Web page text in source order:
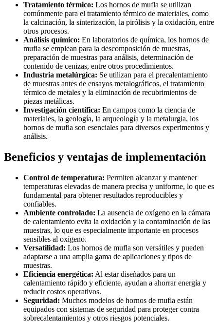
Tratamiento térmico: Los hornos de mufla se utilizan
comúnmente para el tratamiento térmico de materiales, como
la calcinación, la sinterización, la pirólisis y la oxidación, entre
otros procesos.
Análisis químico: En laboratorios de química, los hornos de
mufla se emplean para la descomposición de muestras,
preparación de muestras para análisis, determinación de
contenido de cenizas, entre otros procedimientos.
Industria metalúrgica: Se utilizan para el precalentamiento
de muestras antes de ensayos metalográficos, el tratamiento
térmico de metales y la eliminación de recubrimientos de
piezas metálicas.
Investigación científica: En campos como la ciencia de
materiales, la geología, la arqueología y la metalurgia, los
hornos de mufla son esenciales para diversos experimentos y
análisis.
Beneficios y ventajas de implementación
Control de temperatura: Permiten alcanzar y mantener
temperaturas elevadas de manera precisa y uniforme, lo que es
fundamental para obtener resultados reproducibles y
confiables.
Ambiente controlado: La ausencia de oxígeno en la cámara
de calentamiento evita la oxidación y la contaminación de las
muestras, lo que es especialmente importante en procesos
sensibles al oxígeno.
Versatilidad: Los hornos de mufla son versátiles y pueden
adaptarse a una amplia gama de aplicaciones y tipos de
muestras.
Eficiencia energética: Al estar diseñados para un
calentamiento rápido y eficiente, ayudan a ahorrar energía y
reducir costos operativos.
Seguridad: Muchos modelos de hornos de mufla están
equipados con sistemas de seguridad para proteger contra
sobrecalentamientos y otros riesgos potenciales.